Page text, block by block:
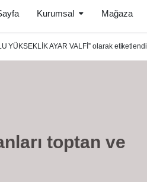
Kurumsal Mağaza
YÜKSEKLİK AYAR VALFİ” olarak etiketlendi
toptan ve